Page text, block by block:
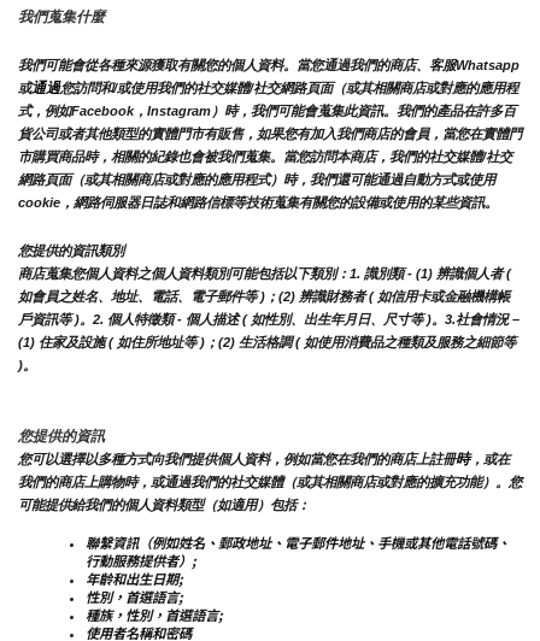
我們蒐集什麼
我們可能會從各種來源獲取有關您的個人資料。當您通過我們的商店、客服Whatsapp
或通過您訪問和/或使用我們的社交媒體/社交網路頁面（或其相關商店或對應的應用程
式，例如Facebook，Instagram）時，我們可能會蒐集此資訊。我們的產品在許多百
貨公司或者其他類型的實體門市有販售，如果您有加入我們商店的會員，當您在實體門
市購買商品時，相關的紀錄也會被我們蒐集。 當您訪問本商店，我們的社交媒體/社交
網路頁面（或其相關商店或對應的應用程式）時，我們還可能通過自動方式或使用
cookie，網路伺服器日誌和網路信標等技術蒐集有關您的設備或使用的某些資訊。
您提供的資訊類別
商店蒐集您個人資料之個人資料類別可能包括以下類別：1. 識別類 - (1) 辨識個人者 (
如會員之姓名、地址、電話、電子郵件等 )；(2) 辨識財務者 ( 如信用卡或金融機構帳
戶資訊等 )。2. 個人特徵類 - 個人描述 ( 如性別、出生年月日、尺寸等 )。3.社會情況 –
(1) 住家及設施 ( 如住所地址等 )；(2) 生活格調 ( 如使用消費品之種類及服務之細節等
)。
您提供的資訊
您可以選擇以多種方式向我們提供個人資料，例如當您在我們的商店上註冊時，或在
我們的商店上購物時，或通過我們的社交媒體（或其相關商店或對應的擴充功能）。您
可能提供給我們的個人資料類型（如適用）包括：
聯繫資訊（例如姓名、郵政地址、電子郵件地址、手機或其他電話號碼、
行動服務提供者）;
年齡和出生日期;
性別，首選語言;
種族，性別，首選語言;
使用者名稱和密碼